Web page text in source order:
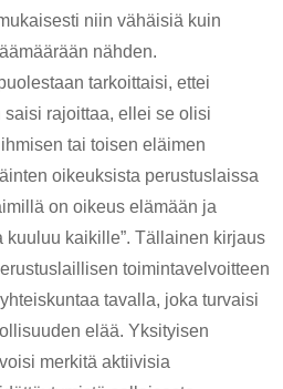
niin vähäisiä kuin
nähden.
tarkoittaisi, ettei
rajoittaa, ellei se olisi
tai toisen eläimen
oikeuksista perustuslaissa
on oikeus elämään ja
kaikille”. Tällainen kirjaus
toimintavelvoitteen
tavalla, joka turvaisi
elää. Yksityisen
merkitä aktiivisia